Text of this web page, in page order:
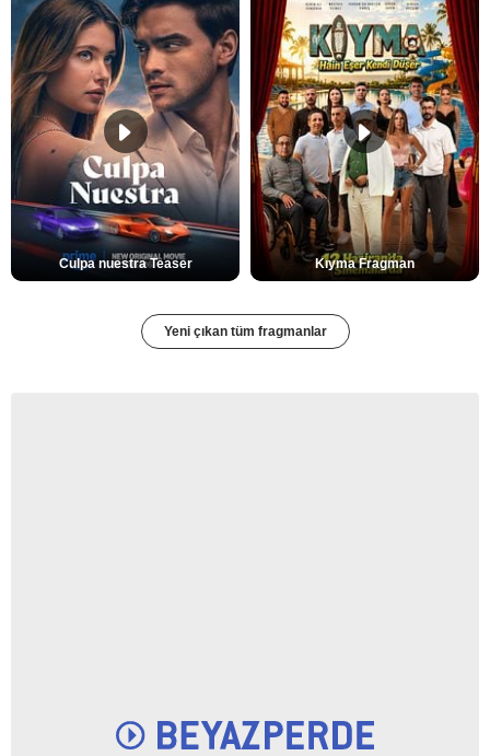
Culpa nuestra Teaser Kıyma Fragman
Yeni çıkan tüm fragmanlar